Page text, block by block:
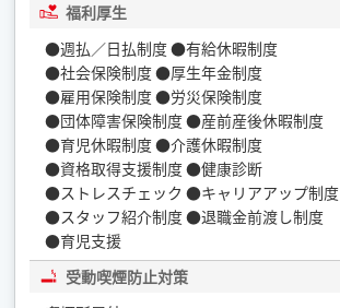
福利厚生
●週払／日払制度 ●有給休暇制度
●社会保険制度 ●厚生年金制度
●雇用保険制度 ●労災保険制度
●団体障害保険制度 ●産前産後休暇制度
●育児休暇制度 ●介護休暇制度
●資格取得支援制度 ●健康診断
●ストレスチェック ●キャリアアップ制度
●スタッフ紹介制度 ●退職金前渡し制度
●育児支援
受動喫煙防止対策